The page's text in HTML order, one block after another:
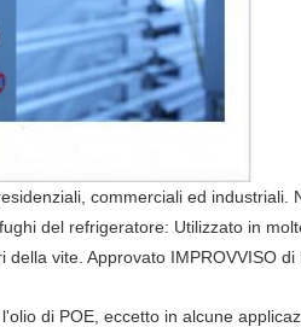
commerciali ed industriali.
del refrigeratore: Utilizzato in
vite. Approvato IMPROVVISO di
di POE, eccetto in alcune